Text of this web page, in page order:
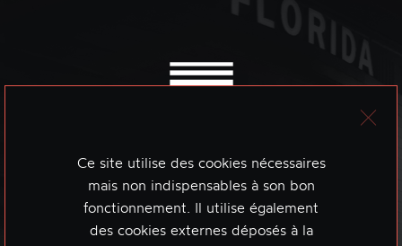
Ce site utilise des cookies nécessaires
mais non indispensables à son bon
fonctionnement. Il utilise également
des cookies externes déposés à la